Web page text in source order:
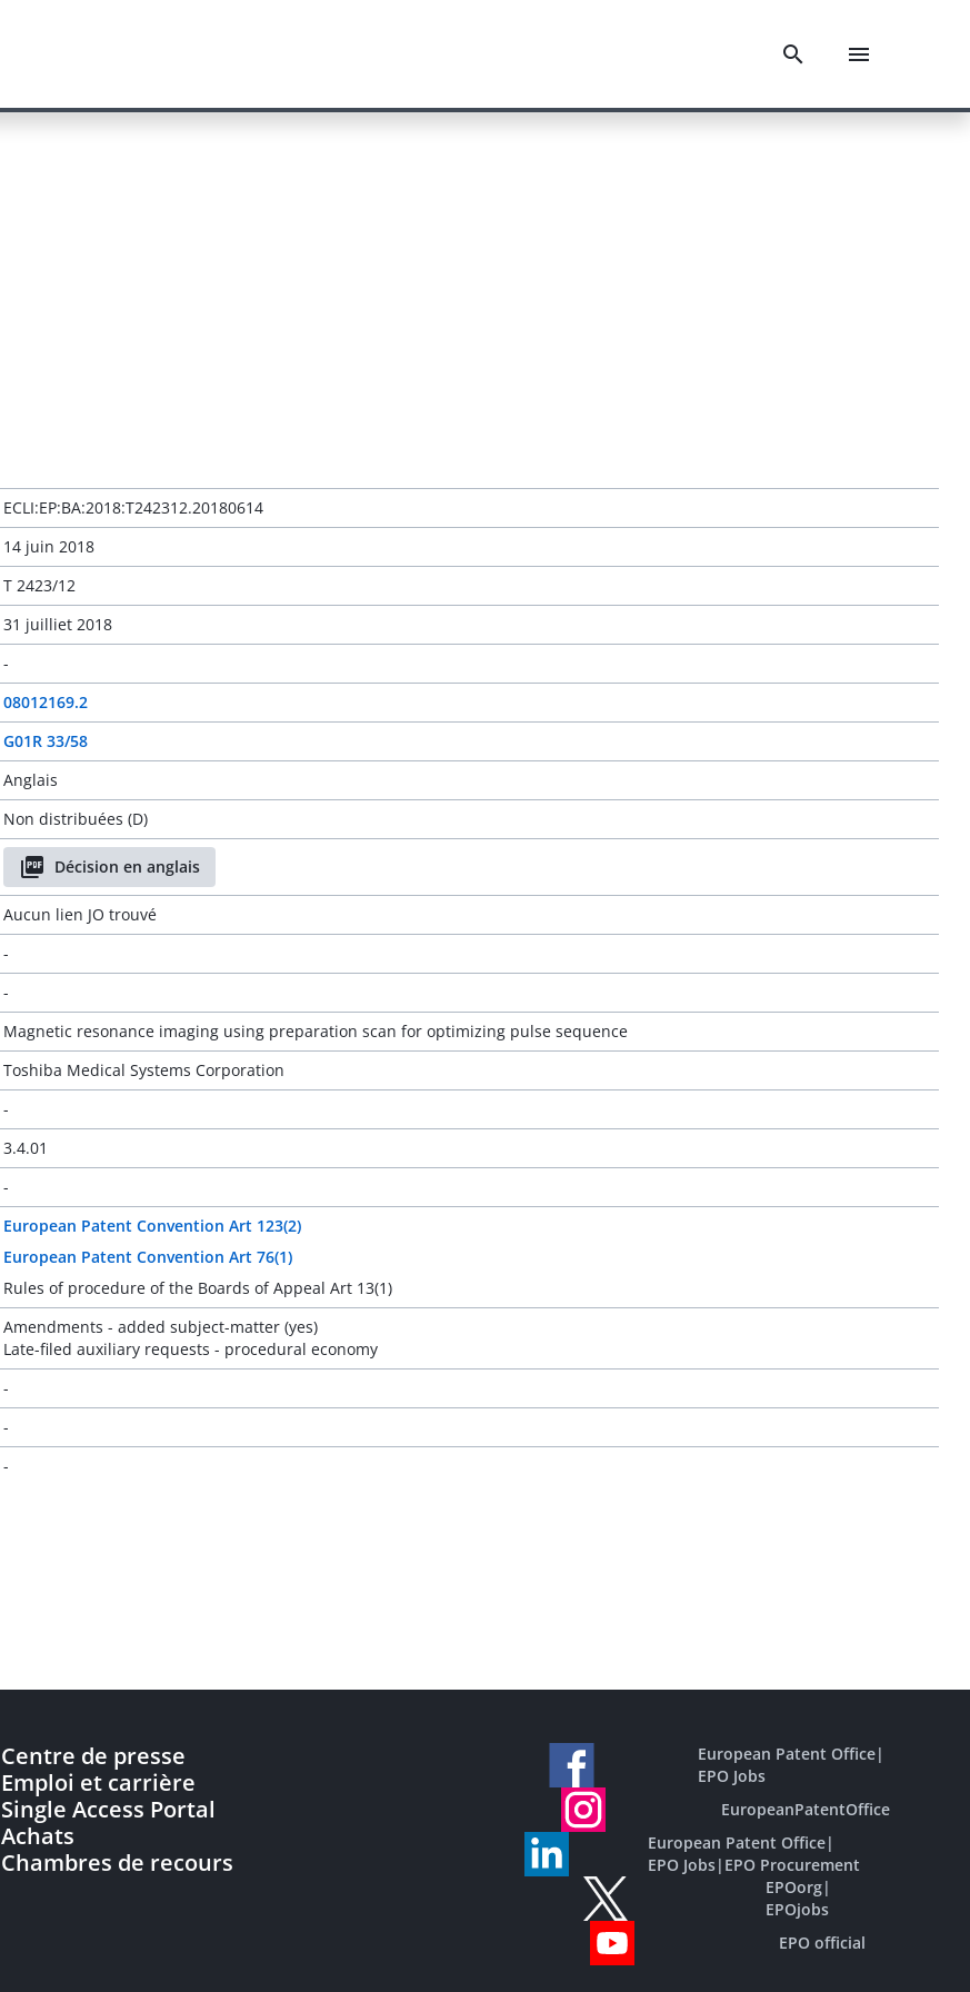
ECLI:EP:BA:2018:T242312.20180614
14 juin 2018
T 2423/12
31 juilliet 2018
-
08012169.2
G01R 33/58
Anglais
Non distribuées (D)
Décision en anglais
Aucun lien JO trouvé
-
-
Magnetic resonance imaging using preparation scan for optimizing pulse sequence
Toshiba Medical Systems Corporation
-
3.4.01
-
European Patent Convention Art 123(2)
European Patent Convention Art 76(1)
Rules of procedure of the Boards of Appeal Art 13(1)
Amendments - added subject-matter (yes)
Late-filed auxiliary requests - procedural economy
-
-
-
Centre de presse
Emploi et carrière
Single Access Portal
Achats
Chambres de recours
European Patent Office|
EPO Jobs
EuropeanPatentOffice
European Patent Office|
EPO Jobs| EPO Procurement
EPOorg|
EPOjobs
EPO official